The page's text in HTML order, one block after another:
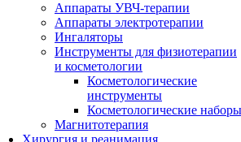
Аппараты УВЧ-терапии
Аппараты электротерапии
Ингаляторы
Инструменты для физиотерапии
и косметологии
Косметологические
инструменты
Косметологические наборы
Магнитотерапия
Хирургия и реанимация